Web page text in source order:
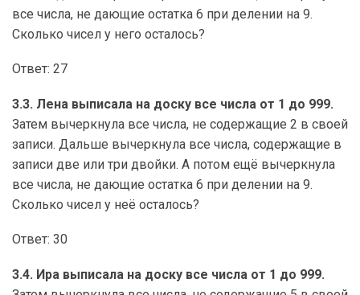
все числа, не дающие остатка 6 при делении на 9.
Сколько чисел у него осталось?
Ответ: 27
3.3. Лена выписала на доску все числа от 1 до 999.
Затем вычеркнула все числа, не содержащие 2 в своей
записи. Дальше вычеркнула все числа, содержащие в
записи две или три двойки. А потом ещё вычеркнула
все числа, не дающие остатка 6 при делении на 9.
Сколько чисел у неё осталось?
Ответ: 30
3.4. Ира выписала на доску все числа от 1 до 999.